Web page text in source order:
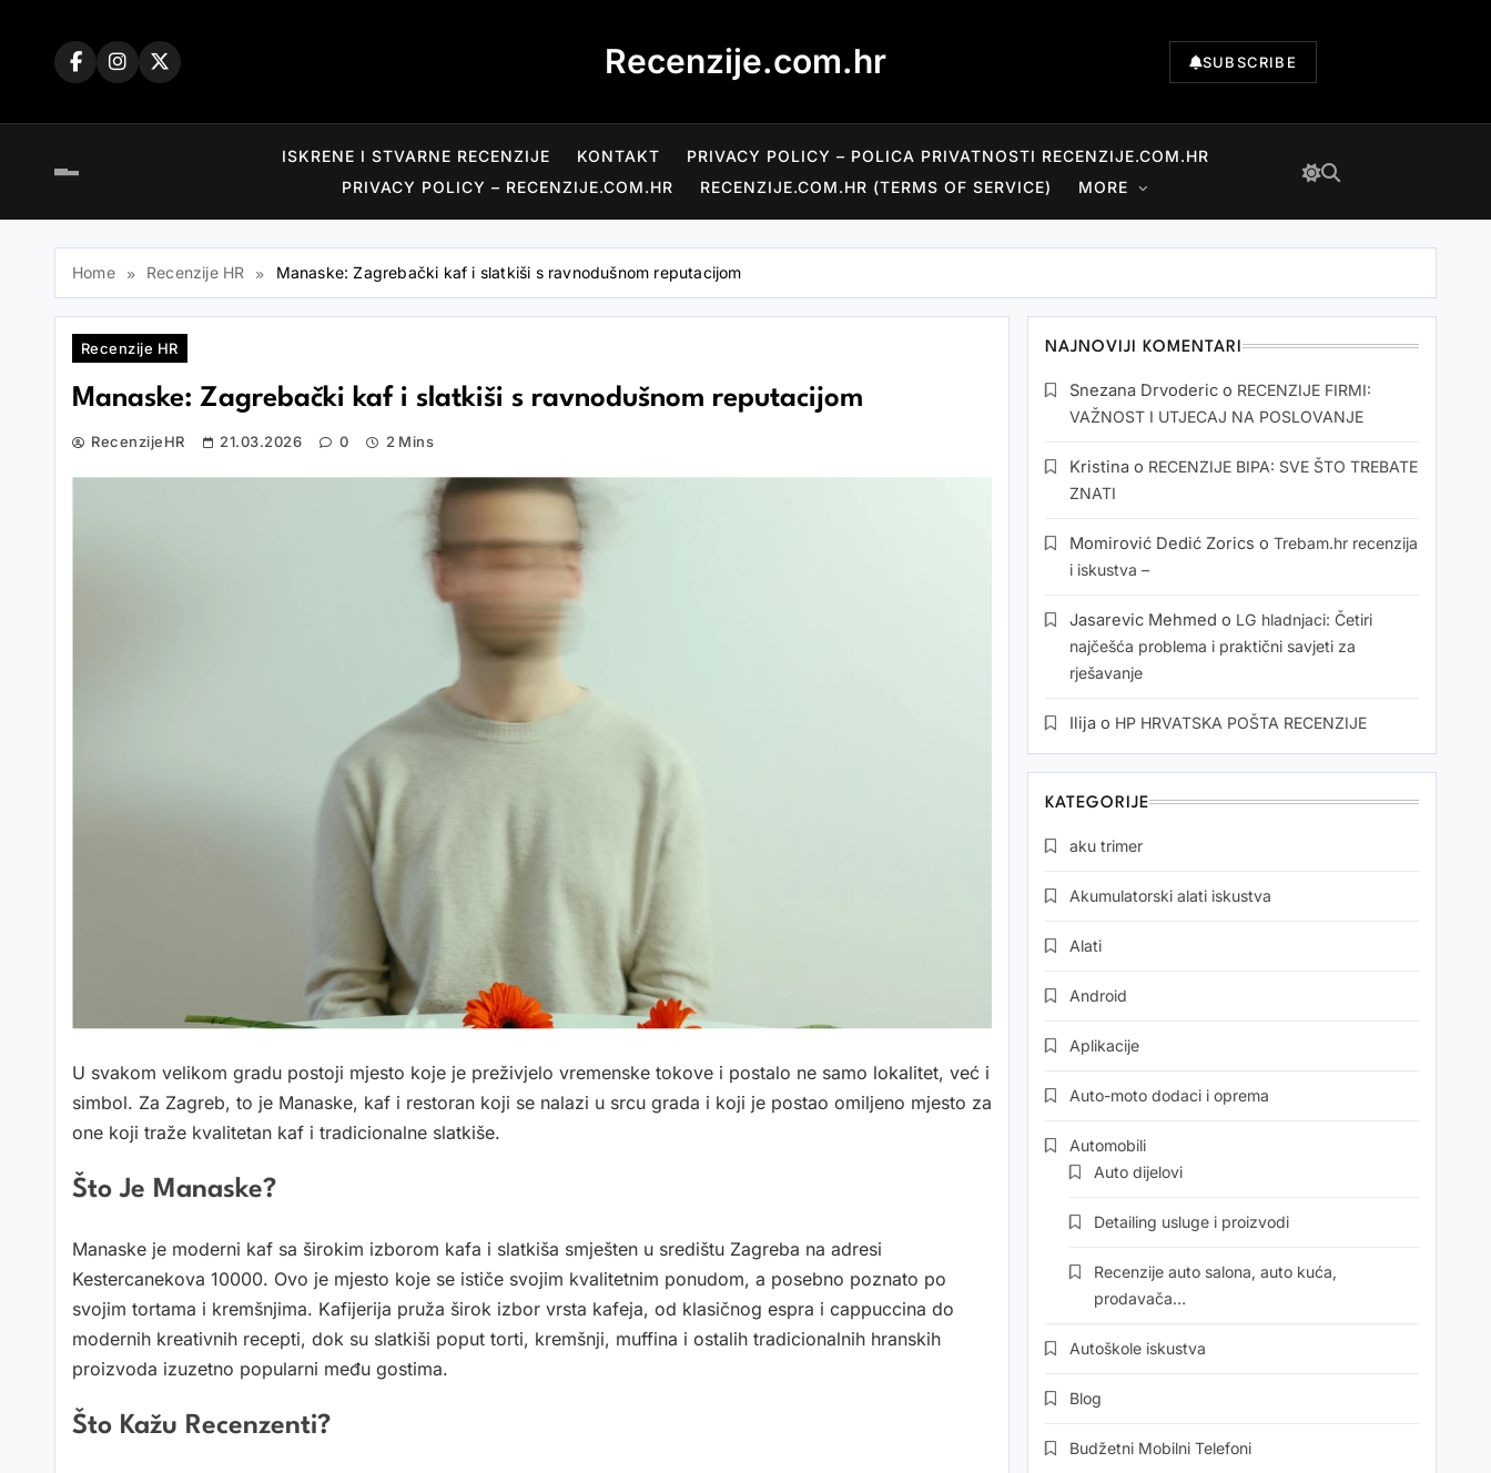
Recenzije.com.hr SUBSCRIBE
ISKRENE I STVARNE RECENZIJE KONTAKT
PRIVACY POLICY – POLICA PRIVATNOSTI RECENZIJE.COM.HR
PRIVACY POLICY – RECENZIJE.COM.HR
RECENZIJE.COM.HR (TERMS OF SERVICE) MORE
Home Recenzije HR Manaske: Zagrebački kaf i slatkiši s ravnodušnom reputacijom
Recenzije HR
Manaske: Zagrebački kaf i slatkiši s ravnodušnom reputacijom
RecenzijeHR 21.03.2026 0 2 Mins
U svakom velikom gradu postoji mjesto koje je preživjelo vremenske tokove i postalo ne samo lokalitet, već i
simbol. Za Zagreb, to je Manaske, kaf i restoran koji se nalazi u srcu grada i koji je postao omiljeno mjesto za
one koji traže kvalitetan kaf i tradicionalne slatkiše.
Što Je Manaske?
Manaske je moderni kaf sa širokim izborom kafa i slatkiša smješten u središtu Zagreba na adresi
Kestercanekova 10000. Ovo je mjesto koje se ističe svojim kvalitetnim ponudom, a posebno poznato po
svojim tortama i kremšnjima. Kafijerija pruža širok izbor vrsta kafeja, od klasičnog espra i cappuccina do
modernih kreativnih recepti, dok su slatkiši poput torti, kremšnji, muffina i ostalih tradicionalnih hranskih
proizvoda izuzetno popularni među gostima.
Što Kažu Recenzenti?
NAJNOVIJI KOMENTARI
Snezana Drvoderic o RECENZIJE FIRMI:
VAŽNOST I UTJECAJ NA POSLOVANJE
Kristina o RECENZIJE BIPA: SVE ŠTO TREBATE
ZNATI
Momirović Dedić Zorics o Trebam.hr recenzija
i iskustva –
Jasarevic Mehmed o LG hladnjaci: Četiri
najčešća problema i praktični savjeti za
rješavanje
Ilija o HP HRVATSKA POŠTA RECENZIJE
KATEGORIJE
aku trimer
Akumulatorski alati iskustva
Alati
Android
Aplikacije
Auto-moto dodaci i oprema
Automobili
Auto dijelovi
Detailing usluge i proizvodi
Recenzije auto salona, auto kuća,
prodavača…
Autoškole iskustva
Blog
Budžetni Mobilni Telefoni